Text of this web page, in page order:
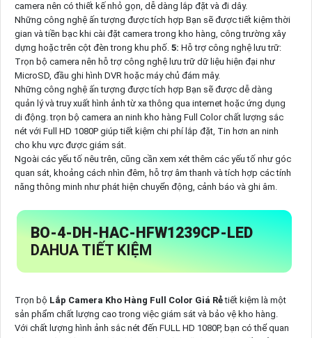
camera nên có thiết kế nhỏ gọn, dễ dàng lắp đặt và đi dây.
Những công nghệ ấn tượng được tích hợp Bạn sẽ được tiết kiệm thời
gian và tiền bạc khi cài đặt camera trong kho hàng, công trường xây
dựng hoặc trên cột đèn trong khu phố. 5: Hỗ trợ công nghệ lưu trữ:
Trọn bộ camera nên hỗ trợ công nghệ lưu trữ dữ liệu hiện đại như
MicroSD, đầu ghi hình DVR hoặc máy chủ đám mây.
Những công nghệ ấn tượng được tích hợp Bạn sẽ được dễ dàng
quản lý và truy xuất hình ảnh từ xa thông qua internet hoặc ứng dụng
di động. trọn bộ camera an ninh kho hàng Full Color chất lượng sắc
nét với Full HD 1080P giúp tiết kiệm chi phí lắp đặt, Tin hơn an ninh
cho khu vực được giám sát.
Ngoài các yếu tố nêu trên, cũng cần xem xét thêm các yếu tố như góc
quan sát, khoảng cách nhìn đêm, hỗ trợ âm thanh và tích hợp các tính
năng thông minh như phát hiện chuyển động, cảnh báo và ghi âm.
BO-4-DH-HAC-HFW1239CP-LED
DAHUA TIẾT KIỆM
Trọn bộ Lắp Camera Kho Hàng Full Color Giá Rẻtiết kiệm là một
sản phẩm chất lượng cao trong việc giám sát và bảo vệ kho hàng.
Với chất lượng hình ảnh sắc nét đến FULL HD 1080P, bạn có thể quan